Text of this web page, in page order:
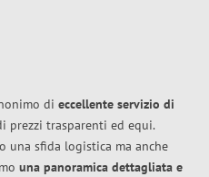
di eccellente servizio di
prezzi trasparenti ed equi.
una sfida logistica ma anche
una panoramica dettagliata e